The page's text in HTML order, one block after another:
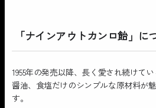
「ナインアウトカンロ飴」に
1955年の発売以降、長く愛され続けて
醤油、食塩だけのシンプルな原材料が
す。